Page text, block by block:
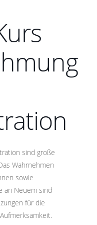
sind große
Wahrnehmen
sowie
an Neuem sind
für die